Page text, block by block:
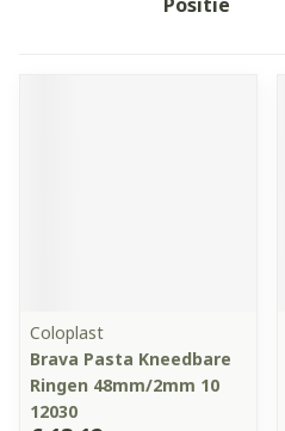
Sorteer op:
Coloplast
Brava Pasta Kneedbare
Ringen 48mm/2mm 10
12030